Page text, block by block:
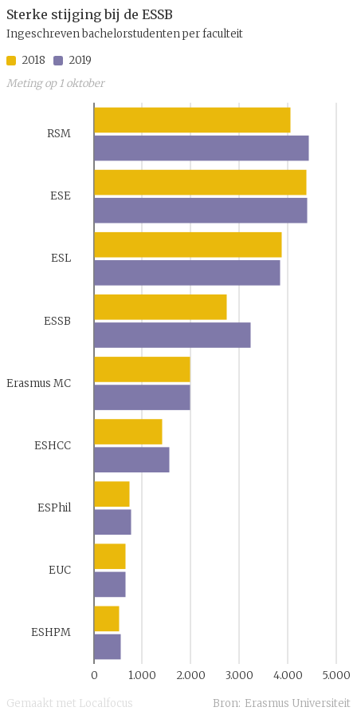
Sterke stijging bij de ESSB
Ingeschreven bachelorstudenten per faculteit
Meting op 1 oktober
2018 2019
0 1.000 2.000 3.000 4.000 5.000
Bron: Erasmus Universiteit
Gemaakt met Localfocus
RSM
ESE
ESL
ESSB
Erasmus MC
ESHCC
ESPhil
EUC
ESHPM